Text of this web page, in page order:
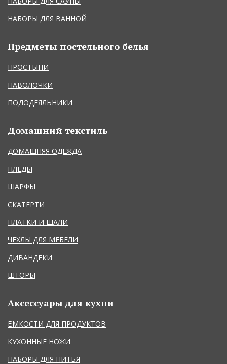
НАБОРЫ ДЛЯ ВАННОЙ
Предметы постельного белья
ПРОСТЫНИ
НАВОЛОЧКИ
ПОДОДЕЯЛЬНИКИ
Домашний текстиль
ДОМАШНЯЯ ОДЕЖДА
ПЛЕДЫ
ШАРФЫ
СКАТЕРТИ
ПЛАТКИ И ШАЛИ
ЧЕХЛЫ ДЛЯ МЕБЕЛИ
ДИВАНДЕКИ
ШТОРЫ
Аксессуары для кухни
ЁМКОСТИ ДЛЯ ПРОДУКТОВ
КУХОННЫЕ НОЖИ
НАБОРЫ ДЛЯ ПИТЬЯ